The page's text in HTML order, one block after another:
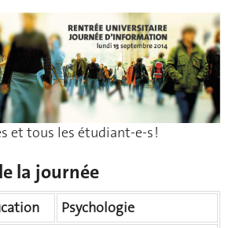
et tous les étudiant-e-s !
la journée
Psychologie